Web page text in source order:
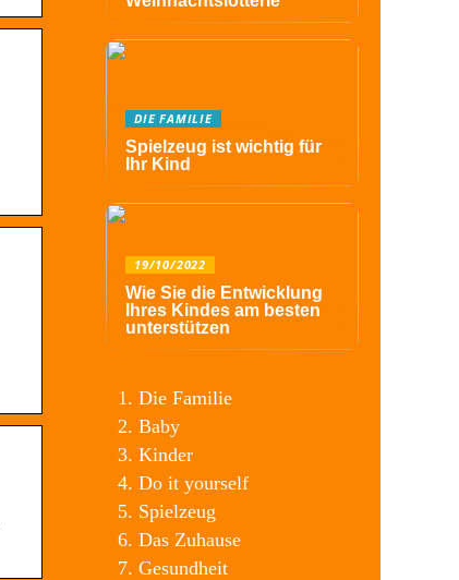
DIE FAMILIE
Spielzeug ist wichtig für
Ihr Kind
19/10/2022
Wie Sie die Entwicklung
Ihres Kindes am besten
unterstützen
Die Familie
Baby
Kinder
Do it yourself
Spielzeug
Das Zuhause
Gesundheit